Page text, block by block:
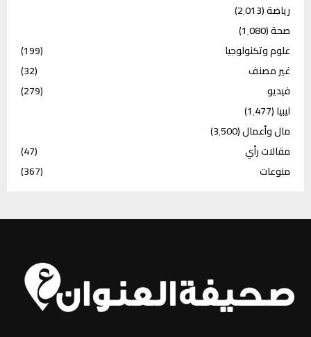
رياضة(2٬013)
صحة(1٬080)
علوم وتكنولوجيا
(199)
غير مصنف
(32)
فيديو
(279)
ليبيا(1٬477)
مال وأعمال(3٬500)
مقالات رأي
(47)
منوعات
(367)